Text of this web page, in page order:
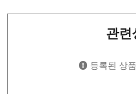
관련
등록된 상